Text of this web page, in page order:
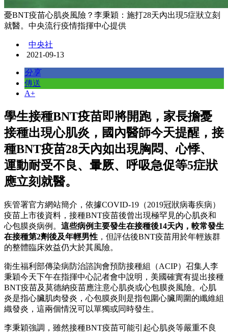
憂BNT疫苗心肌炎風險？李秉穎：施打28天內出現5症狀立刻
就醫。中央流行疫情指揮中心提供
中央社
2021-09-13
分享
傳送
A+
學生接種BNT疫苗即將開跑，家長擔憂
接種出現心肌炎，國內醫師今天提醒，接
種BNT疫苗28天內如出現胸悶、心悸、
運動耐受不良、暈厥、呼吸急促等5症狀
應立刻就醫。
疾管署官方網站簡介，依據COVID-19（2019冠狀病毒疾病）
疫苗上市後資料，接種BNT疫苗後曾出現極罕見的心肌炎和
心包膜炎病例。 這些病例主要發生在接種後14天內，較常發生
在接種第2劑後及年輕男性 ，但評估後BNT疫苗用於年輕族群
的整體臨床效益仍大於其風險。
衛生福利部傳染病防治諮詢會預防接種組（ACIP）召集人李
秉穎今天下午在指揮中心記者會中說明，美國確實有提出接種
BNT疫苗及莫德納疫苗應注意心肌炎或心包膜炎風險。心肌
炎是指心臟肌肉發炎，心包膜炎則是指包圍心臟周圍的纖維組
織發炎，這兩個情況可以單獨或同時發生。
李秉穎強調，雖然接種BNT疫苗可能引起心肌炎等嚴重不良